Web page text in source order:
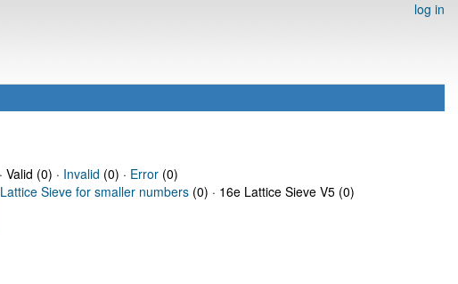
log in
Valid (0) · Invalid (0) · Error(0)
Sieve for smaller numbers (0) · 16e Lattice Sieve V5 (0)